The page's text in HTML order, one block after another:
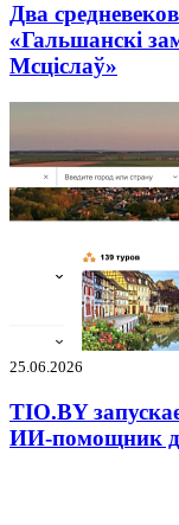
Два
«Гальшанскі
Мсціслаў»
25.06.2026
TIO.BY
ИИ-помощник